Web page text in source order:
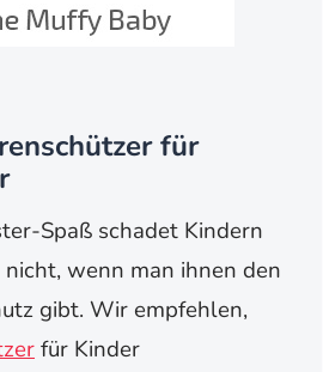
für
Spaß schadet Kindern
nicht, wenn man ihnen den
gibt. Wir empfehlen,
für Kinder